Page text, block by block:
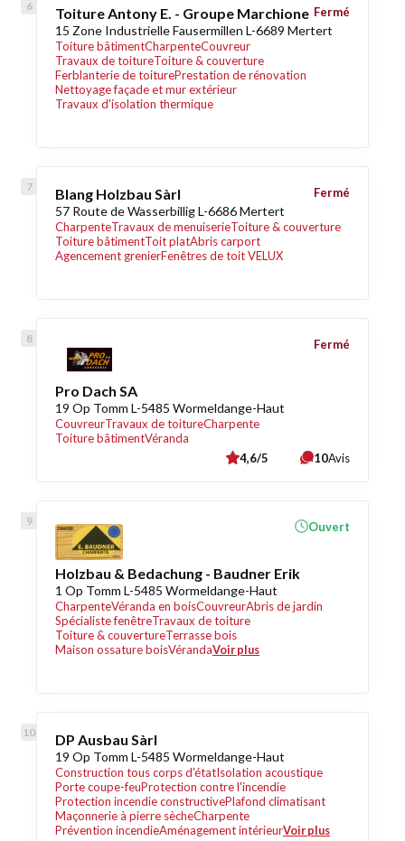
Toiture Antony E. - Groupe Marchione
15 Zone Industrielle Fausermillen L-6689 Mertert
Toiture bâtimentCharpenteCouvreur
Travaux de toitureToiture & couverture
Ferblanterie de toiturePrestation de rénovation
Nettoyage façade et mur extérieur
Travaux d'isolation thermique
Fermé
Blang Holzbau Sàrl
57 Route de Wasserbillig L-6686 Mertert
CharpenteTravaux de menuiserieToiture & couverture
Toiture bâtimentToit platAbris carport
Agencement grenierFenêtres de toit VELUX
Fermé
Pro Dach SA
19 Op Tomm L-5485 Wormeldange-Haut
CouvreurTravaux de toitureCharpente
Toiture bâtimentVéranda
Fermé
4,6/5 10Avis
Holzbau & Bedachung - Baudner Erik
1 Op Tomm L-5485 Wormeldange-Haut
CharpenteVéranda en boisCouvreurAbris de jardin
Spécialiste fenêtreTravaux de toiture
Toiture & couvertureTerrasse bois
Maison ossature boisVérandaVoir plus
Ouvert
DP Ausbau Sàrl
19 Op Tomm L-5485 Wormeldange-Haut
Construction tous corps d'étatIsolation acoustique
Porte coupe-feuProtection contre l'incendie
Protection incendie constructivePlafond climatisant
Maçonnerie à pierre sècheCharpente
Prévention incendieAménagement intérieurVoir plus